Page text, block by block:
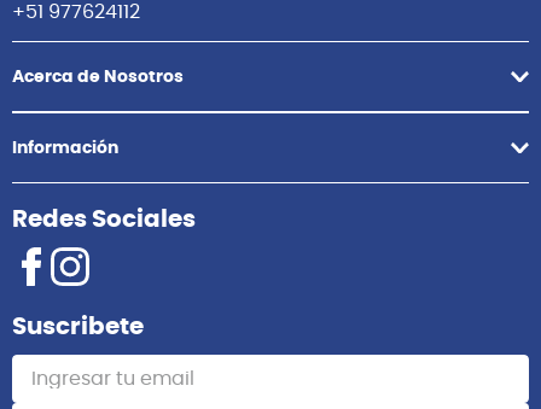
+51 977624112
Acerca de Nosotros
Información
Redes Sociales
Suscribete